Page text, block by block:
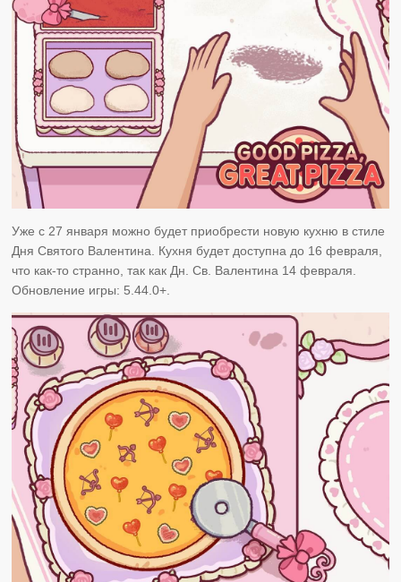
Уже с 27 января можно будет приобрести новую кухню в стиле
Дня Святого Валентина. Кухня будет доступна до 16 февраля,
что как-то странно, так как Дн. Св. Валентина 14 февраля.
Обновление игры: 5.44.0+.